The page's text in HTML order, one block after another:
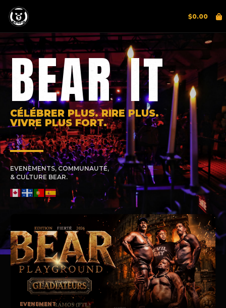
$0.00
BEAR IT
CÉLÉBRER PLUS. RIRE PLUS.
VIVRE PLUS FORT.
EVENEMENTS, COMMUNAUTÉ,
& CULTURE BEAR.
EVENEMENT